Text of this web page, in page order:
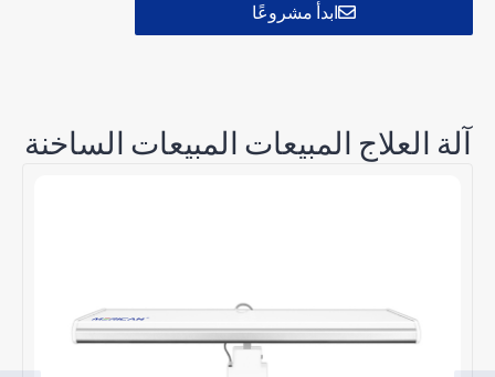
ابدأ مشروعًا
آلة العلاج المبيعات المبيعات الساخنة